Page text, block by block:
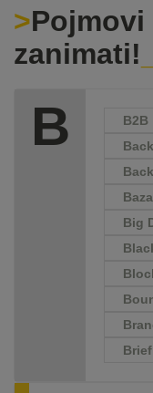
zanimati!
B B2B
Big
Brief